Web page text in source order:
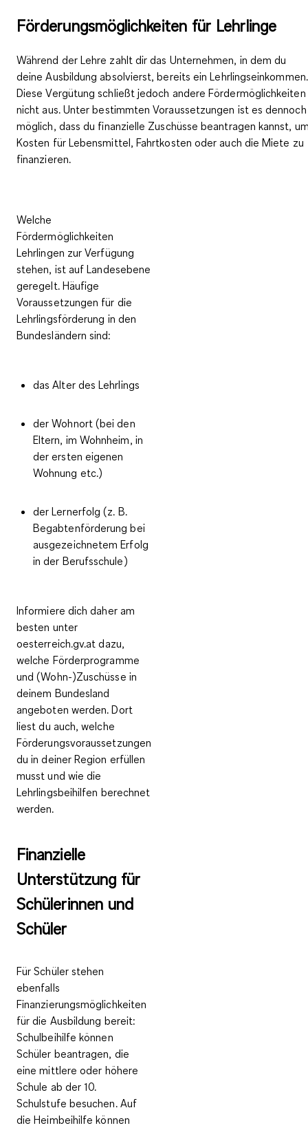
Förderungsmöglichkeiten für Lehrlinge
Während der Lehre zahlt dir das Unternehmen, in dem du
deine Ausbildung absolvierst, bereits ein Lehrlingseinkommen.
Diese Vergütung schließt jedoch andere Fördermöglichkeiten
nicht aus. Unter bestimmten Voraussetzungen ist es dennoch
möglich, dass du finanzielle Zuschüsse beantragen kannst,
Kosten für Lebensmittel, Fahrtkosten oder auch die Miete zu
finanzieren.
Welche
Fördermöglichkeiten
Lehrlingen zur Verfügung
stehen, ist auf Landesebene
geregelt. Häufige
Voraussetzungen für die
Lehrlingsförderung in den
Bundesländern sind:
das Alter des Lehrlings
der Wohnort (bei den
Eltern, im Wohnheim, in
der ersten eigenen
Wohnung etc.)
der Lernerfolg (z. B.
Begabtenförderung bei
ausgezeichnetem Erfolg
in der Berufsschule)
Informiere dich daher am
besten unter
oesterreich.gv.at dazu,
welche Förderprogramme
und (Wohn-)Zuschüsse in
deinem Bundesland
angeboten werden. Dort
liest du auch, welche
Förderungsvoraussetzungen
du in deiner Region erfüllen
musst und wie die
Lehrlingsbeihilfen berechnet
werden.
Finanzielle
Unterstützung für
Schülerinnen und
Schüler
Für Schüler stehen
ebenfalls
Finanzierungsmöglichkeiten
für die Ausbildung bereit:
Schulbeihilfe können
Schüler beantragen, die
eine mittlere oder höhere
Schule ab der 10.
Schulstufe besuchen. Auf
dieHeimbeihilfekönnen